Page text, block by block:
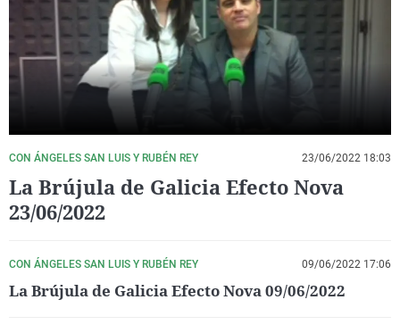
La rosa de los vientos
Gente viajera
Como el perro y el
Caso
Retornados
Equipo de
Extremadura
Galicia
La Rioja
País Vasco
Virales
Televisión
Elecciones
CON ÁNGELES SAN LUIS Y RUBÉN REY 23/06/2022 18:03
La Brújula de Galicia Efecto Nova
23/06/2022
CON ÁNGELES SAN LUIS Y RUBÉN REY 09/06/2022 17:06
La Brújula de Galicia Efecto Nova 09/06/2022